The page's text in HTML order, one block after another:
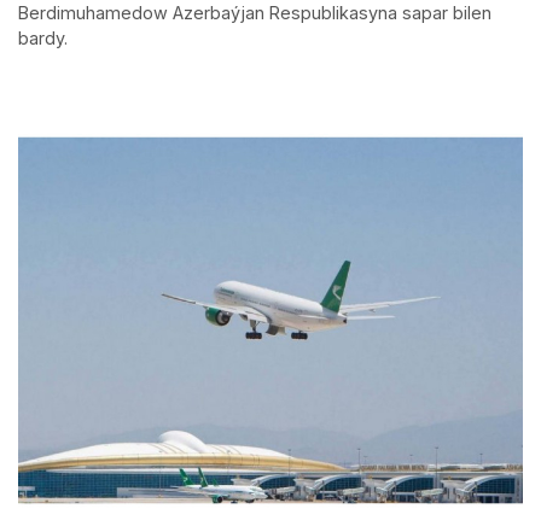
Berdimuhamedow Azerbaýjan Respublikasyna sapar bilen
bardy.